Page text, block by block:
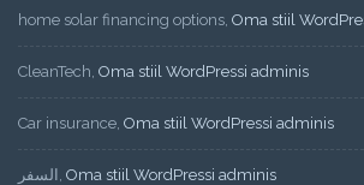
home solar financing options, Oma stiil
CleanTech, Oma stiil WordPressi adminis
Car insurance, Oma stiil WordPressi adminis
السفر , Oma stiil WordPressi adminis